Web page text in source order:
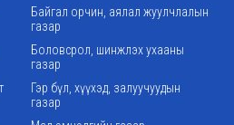
Байгал орчин, аялал жуулчлалын
газар
Боловсрол, шинжлэх ухааны
газар
Гэр бүл, хүүхэд, залуучуудын
газар